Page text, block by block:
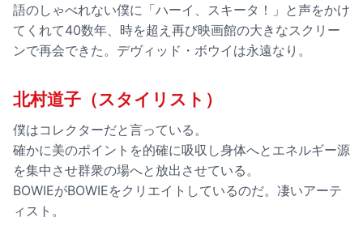
語のしゃべれない僕に「ハーイ、スキータ！」と声をかけ
てくれて40数年、時を超え再び映画館の大きなスクリー
ンで再会できた。デヴィッド・ボウイは永遠なり。
北村道子（スタイリスト）
僕はコレクターだと言っている。
確かに美のポイントを的確に吸収し身体へとエネルギー源
を集中させ群衆の場へと放出させている。
BOWIEがBOWIEをクリエイトしているのだ。凄いアーテ
ィスト。